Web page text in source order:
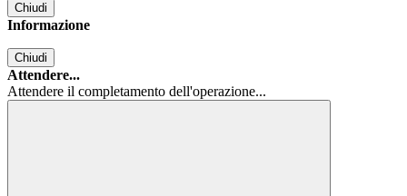
Chiudi
Informazione
Chiudi
Attendere...
Attendere il completamento dell'operazione...